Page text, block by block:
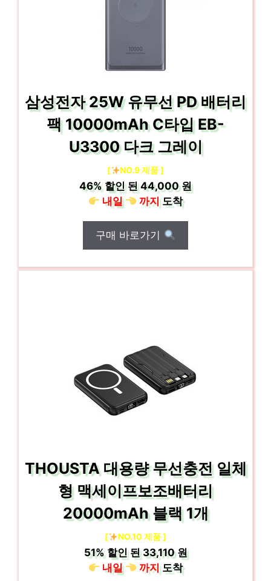
삼성전자 25W 유무선 PD 배터리
팩 10000mAh C타입 EB-
U3300 다크 그레이
[ NO.9 제품 ]
46%할인 된44,000 원
내일
까지도착
구매 바로가기
THOUSTA 대용량 무선충전 일체
형 맥세이프보조배터리
20000mAh 블랙 1개
[ NO.10 제품 ]
51%할인 된33,110 원
내일
까지도착